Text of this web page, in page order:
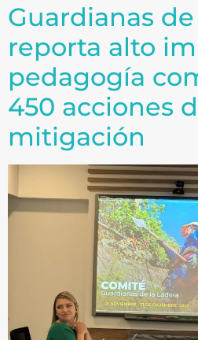
Guardianas
reporta alto
pedagogía
450 acciones
mitigación